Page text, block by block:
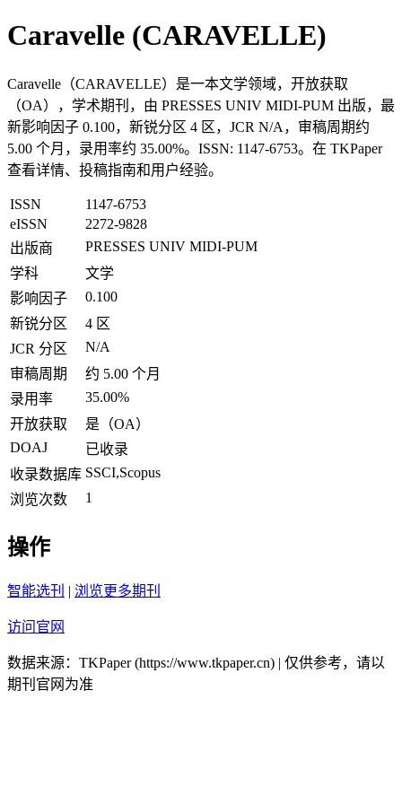
Caravelle (CARAVELLE)
Caravelle（CARAVELLE）是一本文学领域，开放获取
（OA），学术期刊，由 PRESSES UNIV MIDI-PUM 出版，最
新影响因子 0.100，新锐分区 4 区，JCR N/A，审稿周期约
5.00 个月，录用率约 35.00%。ISSN: 1147-6753。在 TKPaper
查看详情、投稿指南和用户经验。
ISSN
1147-6753
eISSN
2272-9828
出版商
PRESSES UNIV MIDI-PUM
学科
文学
影响因子
0.100
新锐分区
4 区
JCR 分区
N/A
审稿周期
约 5.00 个月
录用率
35.00%
开放获取
是（OA）
DOAJ
已收录
收录数据库 SSCI,Scopus
浏览次数
1
操作
智能选刊 | 浏览更多期刊
访问官网
数据来源：TKPaper (https://www.tkpaper.cn) | 仅供参考，请以
期刊官网为准